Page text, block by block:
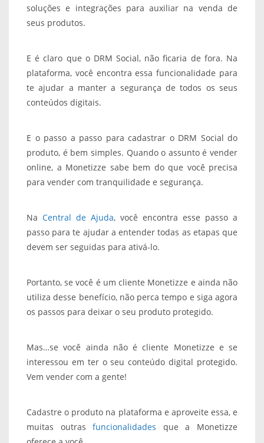
soluções e integrações para auxiliar na venda de
seus produtos.
E é claro que o DRM Social, não ficaria de fora. Na
plataforma, você encontra essa funcionalidade para
te ajudar a manter a segurança de todos os seus
conteúdos digitais.
E o passo a passo para cadastrar o DRM Social do
produto, é bem simples. Quando o assunto é vender
online, a Monetizze sabe bem do que você precisa
para vender com tranquilidade e segurança.
Na Central de Ajuda, você encontra esse passo a
passo para te ajudar a entender todas as etapas que
devem ser seguidas para ativá-lo.
Portanto, se você é um cliente Monetizze e ainda não
utiliza desse benefício, não perca tempo e siga agora
os passos para deixar o seu produto protegido.
Mas…se você ainda não é cliente Monetizze e se
interessou em ter o seu conteúdo digital protegido.
Vem vender com a gente!
Cadastre o produto na plataforma e aproveite essa, e
muitas outrasfuncionalidades que a Monetizze